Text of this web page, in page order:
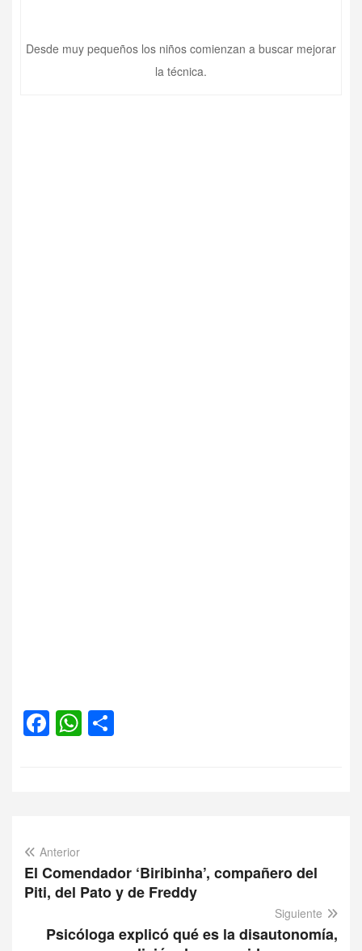
Desde muy pequeños los niños comienzan a buscar mejorar
la técnica.
Facebook
WhatsApp
Anterior
El Comendador ‘Biribinha’, compañero del
Piti, del Pato y de Freddy
Siguiente
Psicóloga explicó qué es la disautonomía,